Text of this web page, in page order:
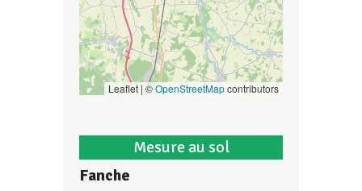
Leaflet | ©OpenStreetMapcontributors
Mesure au sol
Fanche